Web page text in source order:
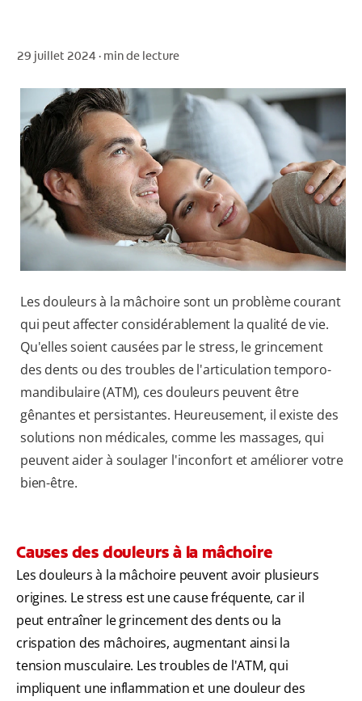
29 juillet 2024 · min de lecture
Les douleurs à la mâchoire sont un problème courant
qui peut affecter considérablement la qualité de vie.
Qu'elles soient causées par le stress, le grincement
des dents ou des troubles de l'articulation temporo-
mandibulaire (ATM), ces douleurs peuvent être
gênantes et persistantes. Heureusement, il existe des
solutions non médicales, comme les massages, qui
peuvent aider à soulager l'inconfort et améliorer votre
bien-être.
Causes des douleurs à la mâchoire
Les douleurs à la mâchoire peuvent avoir plusieurs
origines. Le stress est une cause fréquente, car il
peut entraîner le grincement des dents ou la
crispation des mâchoires, augmentant ainsi la
tension musculaire. Les troubles de l'ATM, qui
impliquent une inflammation et une douleur des